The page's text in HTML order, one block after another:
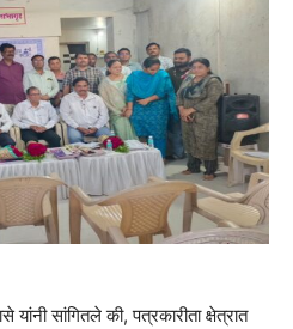
यांनी सांगितले की, पत्रकारीता क्षेत्रात